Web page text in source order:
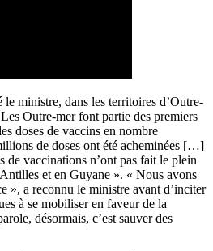
le ministre, dans les territoires d’Outre-
Outre-mer font partie des premiers
doses de vaccins en nombre
de doses ont été acheminées […]
de vaccinations n’ont pas fait le plein
et en Guyane ». « Nous avons
», a reconnu le ministre avant d’inciter
à se mobiliser en faveur de la
désormais, c’est sauver des